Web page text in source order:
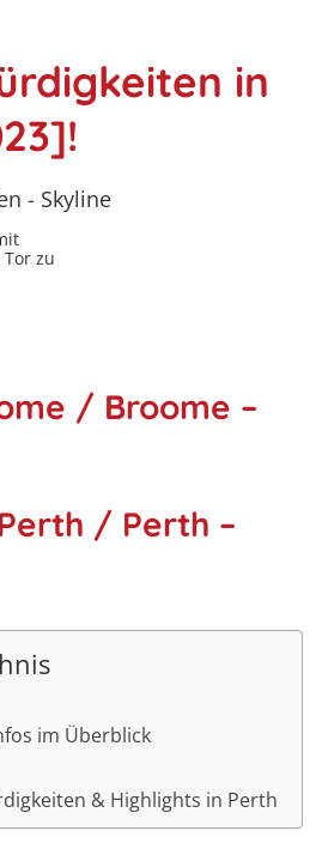
in
zu
/ Broome –
/ Perth –
im Überblick
& Highlights in Perth